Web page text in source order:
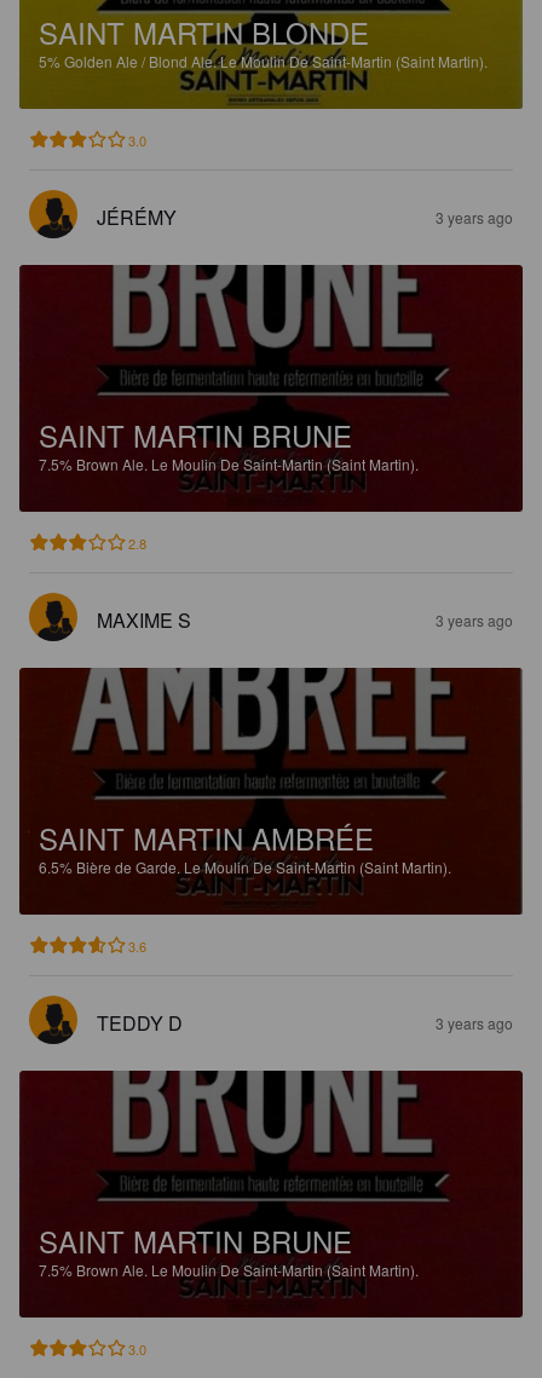
SAINT MARTIN BLONDE
5%Golden Ale / Blond Ale.Le Moulin De Saint-Martin (Saint Martin).
3.0
JÉRÉMY 3 years ago
SAINT MARTIN BRUNE
7.5% Brown Ale. Le Moulin De Saint-Martin (Saint Martin).
2.8
MAXIME S 3 years ago
SAINT MARTIN AMBRÉE
6.5% Bière de Garde. Le Moulin De Saint-Martin (Saint Martin).
3.6
TEDDY D 3 years ago
SAINT MARTIN BRUNE
7.5% Brown Ale. Le Moulin De Saint-Martin (Saint Martin).
3.0